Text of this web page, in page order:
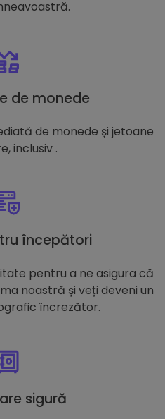
de monede
de monede și jetoane
inclusiv .
începători
pentru a ne asigura că
noastră și veți deveni un
încrezător.
sigură